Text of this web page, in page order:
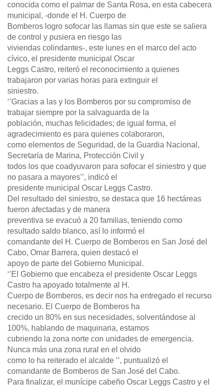
conocida como el palmar de Santa Rosa, en esta cabecera
municipal, -donde el H. Cuerpo de
Bomberos logro sofocar las llamas sin que este se saliera
de control y pusiera en riesgo las
viviendas colindantes-, este lunes en el marco del acto
cívico, el presidente municipal Oscar
Leggs Castro, reiteró el reconocimiento a quienes
trabajaron por varias horas para extinguir el
siniestro.
‘’Gracias a las y los Bomberos por su compromiso de
trabajar siempre por la salvaguarda de la
población, muchas felicidades; de igual forma, el
agradecimiento es para quienes colaboraron,
como elementos de Seguridad, de la Guardia Nacional,
Secretaría de Marina, Protección Civil y
todos los que coadyuvaron para sofocar el siniestro y que
no pasara a mayores’’, indicó el
presidente municipal Oscar Leggs Castro.
Del resultado del siniestro, se destaca que 16 hectáreas
fueron afectadas y de manera
preventiva se evacuó a 20 familias, teniendo como
resultado saldo blanco, así lo informó el
comandante del H. Cuerpo de Bomberos en San José del
Cabo, Omar Barrera, quien destacó el
apoyo de parte del Gobierno Municipal.
‘’El Gobierno que encabeza el presidente Oscar Leggs
Castro ha apoyado totalmente al H.
Cuerpo de Bomberos, es decir nos ha entregado el recurso
necesario. El Cuerpo de Bomberos ha
crecido un 80% en sus necesidades, solventándose al
100%, hablando de maquinaria, estamos
cubriendo la zona norte con unidades de emergencia.
Nunca más una zona rural en el olvido
como lo ha reiterado el alcalde ‘’, puntualizó el
comandante de Bomberos de San José del Cabo.
Para finalizar, el munícipe cabeño Oscar Leggs Castro y el